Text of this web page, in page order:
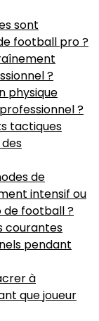
sont
football pro ?
?
physique
?
tactiques
de
intensif ou
de football ?
courantes
pendant
à
que joueur